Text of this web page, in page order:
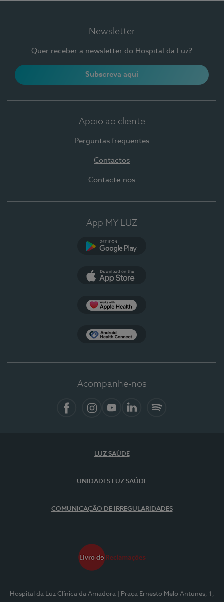
Newsletter
Quer receber a newsletter do Hospital da Luz?
Subscreva aqui
Apoio ao cliente
Perguntas frequentes
Contactos
Contacte-nos
App MY LUZ
Acompanhe-nos
LUZ SAÚDE
UNIDADES LUZ SAÚDE
COMUNICAÇÃO DE IRREGULARIDADES
Hospital da Luz Clínica da Amadora
| Praça Ernesto Melo Antunes, 1,